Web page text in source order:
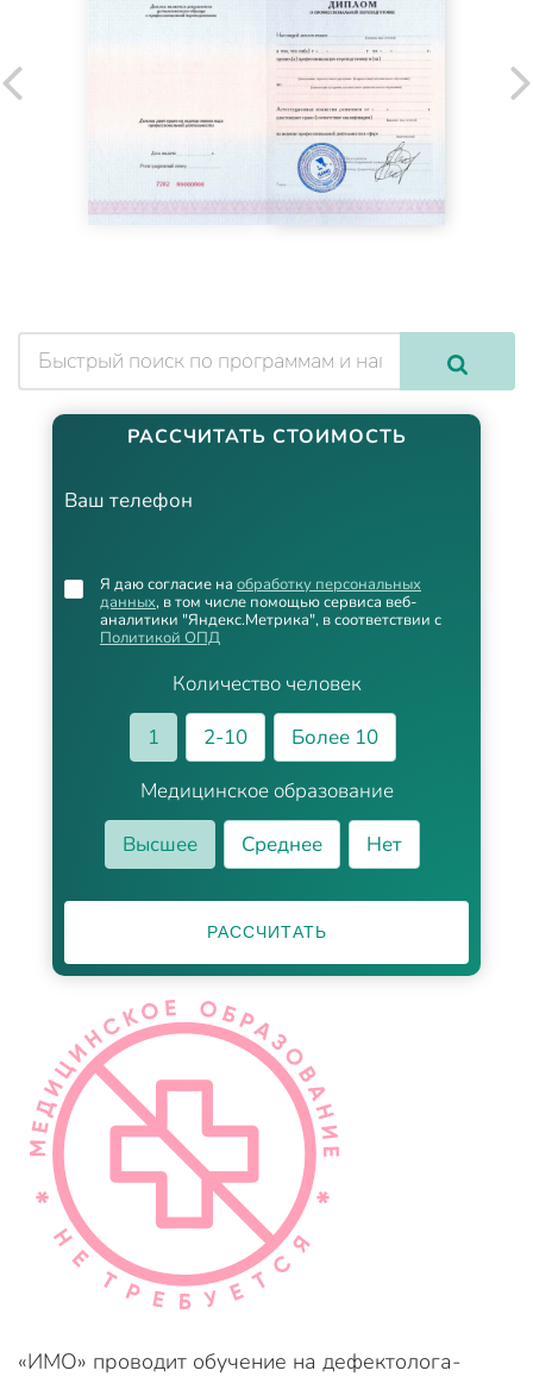
РАССЧИТАТЬ СТОИМОСТЬ
Ваш телефон
Количество человек
1
2-10
Более 10
Медицинское образование
Высшее
Среднее Нет
Я даю согласие на обработку персональных
данных, в том числе помощью сервиса веб-
аналитики "Яндекс.Метрика", в соответствии с
Политикой ОПД
РАССЧИТАТЬ
«ИМО» проводит обучение на дефектолога-